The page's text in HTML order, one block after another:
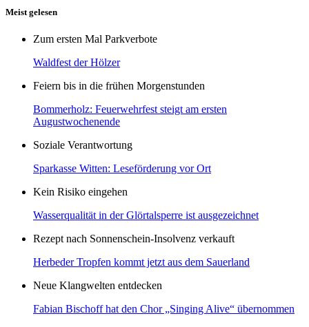
Meist gelesen
Zum ersten Mal Parkverbote
Waldfest der Hölzer
Feiern bis in die frühen Morgenstunden
Bommerholz: Feuerwehrfest steigt am ersten
Augustwochenende
Soziale Verantwortung
Sparkasse Witten: Leseförderung vor Ort
Kein Risiko eingehen
Wasserqualität in der Glörtalsperre ist ausgezeichnet
Rezept nach Sonnenschein-Insolvenz verkauft
Herbeder Tropfen kommt jetzt aus dem Sauerland
Neue Klangwelten entdecken
Fabian Bischoff hat den Chor „Singing Alive“ übernommen